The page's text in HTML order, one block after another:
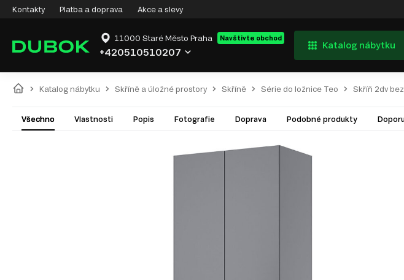
Kontakty Platba a doprava Akce a slevy
11000 Staré Město Praha Navštivte obchod
+420510510207
Katalog nábytku
Katalog nábytku Skříně a úložné prostory Skříně Série do ložnice Teo Skříň 2dv
Všechno Vlastnosti Popis Fotografie Doprava Podobné produkty